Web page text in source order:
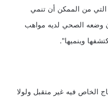
من الممكن أن تنمي
وضعه الصحي لديه مواهب
وينميها".
فيه غير متقبل ولولا